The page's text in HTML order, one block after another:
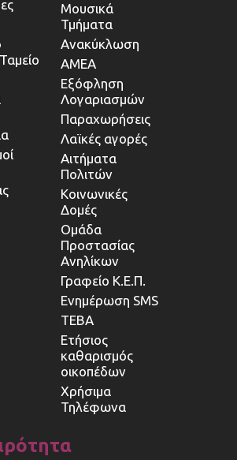
Μουσικά
Τμήματα
Ανακύκλωση
ΑΜΕΑ
Εξόφληση
Λογαριασμών
Παραχωρήσεις
Λαϊκές αγορές
Αιτήματα
Πολιτών
Κοινωνικές
Δομές
Ομάδα
Προστασίας
Ανηλίκων
Γραφείο Κ.Ε.Π.
Ενημέρωση SMS
ΤΕΒΑ
Ετήσιος
καθαρισμός
οικοπέδων
Χρήσιμα
Τηλέφωνα